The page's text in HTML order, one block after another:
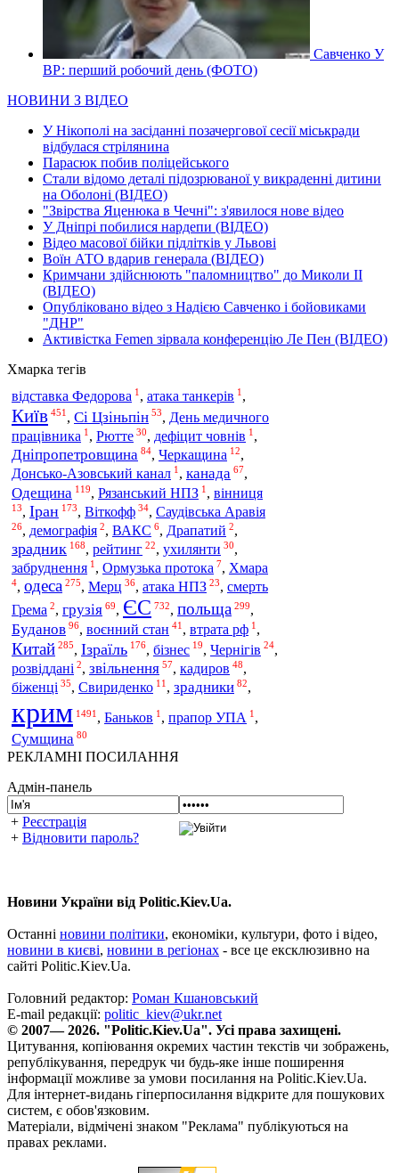
Савченко У
ВР: перший робочий день (ФОТО)
НОВИНИ З ВІДЕО
У Нікополі на засіданні позачергової сесії міськради
відбулася стрілянина
Парасюк побив поліцейського
Стали відомо деталі підозрюваної у викраденні дитини
на Оболоні (ВІДЕО)
"Звірства Яценюка в Чечні": з'явилося нове відео
У Дніпрі побилися нардепи (ВІДЕО)
Відео масової бійки підлітків у Львові
Воїн АТО вдарив генерала (ВІДЕО)
Кримчани здійснюють "паломництво" до Миколи ІІ
(ВІДЕО)
Опубліковано відео з Надією Савченко і бойовиками
"ДНР"
Активістка Femen зірвала конференцію Ле Пен (ВІДЕО)
Хмарка тегів
відставка Федорова 1, атака танкерів 1,
Київ 451, Сі Цзіньпін 53, День медичного
працівника 1 , Рютте 30, дефіцит човнів 1 ,
Дніпропетровщина 84, Черкащина 12,
Донсько-Азовський канал 1, канада 67,
Одещина 119, Рязанський НПЗ 1 , вінниця
13, Іран 173, Віткофф 34, Саудівська Аравія
26, демографія 2, ВАКС 6, Драпатий 2,
зрадник 168, рейтинг 22, ухилянти 30,
забруднення 1 , Ормузька протока 7, Хмара
4, одеса 275, Мерц 36, атака НПЗ 23, смерть
Грема 2, грузія 69, ЄС 732, польща 299,
Буданов 96, воєнний стан 41, втрата рф 1,
Китай 285, Ізраїль 176, бізнес 19, Чернігів 24,
розвіддані 2, звільнення 57, кадиров 48,
біженці 35, Свириденко 11 , зрадники 82,
крим 1491 , Баньков 1 , прапор УПА 1 ,
Сумщина 80
РЕКЛАМНІ ПОСИЛАННЯ
Адмін-панель
+ Реєстрація
+ Відновити пароль?
Новини України від Politic.Kiev.Ua.
Останні новини політики, економіки, культури, фото і відео,
новини в києві, новини в регіонах - все це ексклюзивно на
сайті Politic.Kiev.Ua.
Головний редактор: Роман Кшановський
E-mail редакції: politic_kiev@ukr.net
© 2007— 2026. "Politic.Kiev.Ua". Усі права захищені.
Цитування, копіювання окремих частин текстів чи зображень,
републікування, передрук чи будь-яке інше поширення
інформації можливе за умови посилання на Politic.Kiev.Ua.
Для інтернет-видань гіперпосилання відкрите для пошукових
систем, є обов'язковим.
Матеріали, відмічені знаком "Реклама" публікуються на
правах реклами.